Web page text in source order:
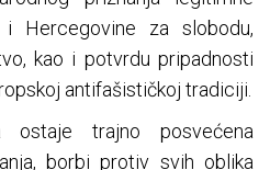
Hercegovine za slobodu,
kao i potvrdu pripadnosti
antifašističkoj tradiciji.
ostaje trajno posvećena
borbi protiv svih oblika